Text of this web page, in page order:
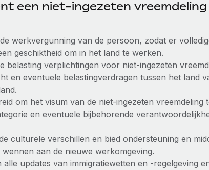
een niet-ingezeten
werkvergunning van de persoon, zodat er
geschiktheid om in het land te werken.
belasting verplichtingen voor niet-ingezeten
en eventuele belastingverdragen tussen het land
om het visum van de niet-ingezeten vreemdeling
en eventuele bijbehorende
culturele verschillen en bied ondersteuning en
aan de nieuwe werkomgeving.
alle updates van immigratiewetten en -regelgeving